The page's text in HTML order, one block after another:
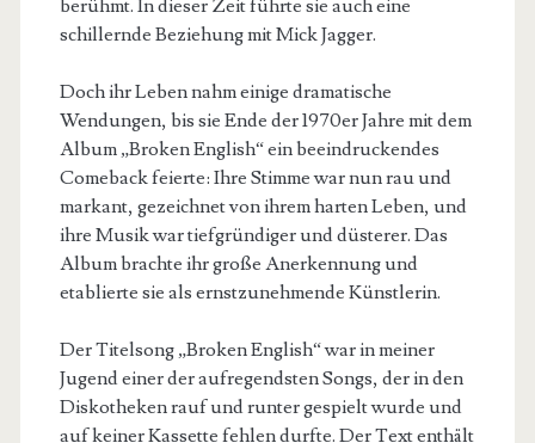
berühmt. In dieser Zeit führte sie auch eine
schillernde Beziehung mit Mick Jagger.
Doch ihr Leben nahmeinige dramatische
Wendungen, bis sie Ende der 1970er Jahre mit dem
Album „Broken English“ ein beeindruckendes
Comeback feierte: Ihre Stimme war nun rau und
markant, gezeichnet von ihrem harten Leben, und
ihre Musik war tiefgründiger und düsterer. Das
Album brachte ihr große Anerkennung und
etablierte sie als ernstzunehmende Künstlerin.
Der Titelsong „Broken English“ war in meiner
Jugend einer der aufregendsten Songs, der in den
Diskotheken rauf und runter gespielt wurde und
auf keiner Kassette fehlen durfte. Der Text enthält